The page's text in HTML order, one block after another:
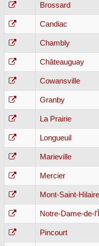
Brossard
Candiac
Chambly
Châteauguay
Cowansville
Granby
La Prairie
Longueuil
Marieville
Mercier
Mont-Saint-Hilaire
Notre-Dame-de-
Pincourt